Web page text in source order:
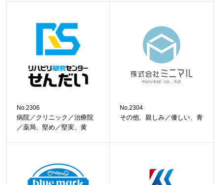
No.2306
病院／クリニック／治療院
／薬局、堅め／堅実、黄
No.2304
その他、親しみ／優しい、青